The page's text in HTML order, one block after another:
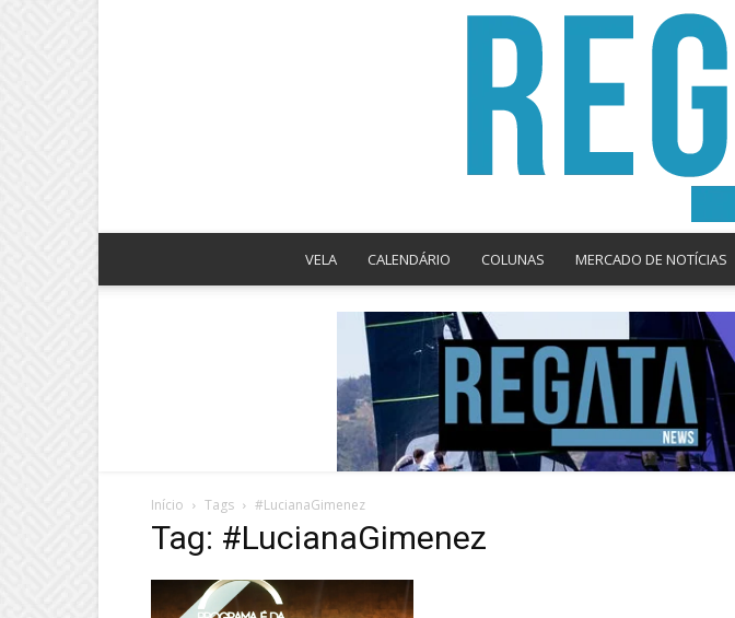
VELA CALENDÁRIO COLUNAS MERCADO DE NOTÍCIAS
Início Tags #LucianaGimenez
Tag: #LucianaGimenez